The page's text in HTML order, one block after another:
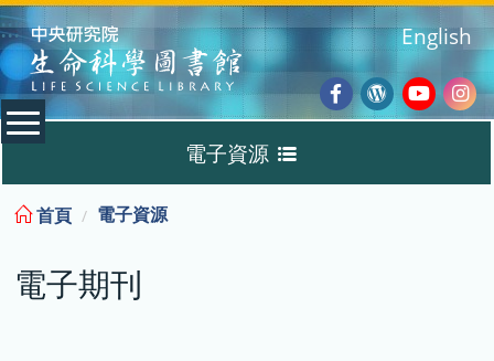
:::
Facebook
Wordpress
English
電子資源
首頁 電子資源
電子期刊